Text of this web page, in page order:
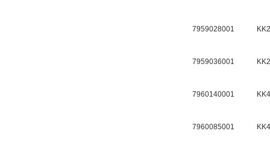
7959028001
7959036001
7960140001
7960085001